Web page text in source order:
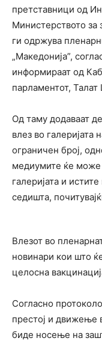
претставници од
Министерството за
ги одржува
„Македонија”,
информираат од
парламентот,
Од таму додаваат
влез во галеријата
ограничен број,
медиумите ќе може
галеријата и
седишта,
Влезот во
новинари кои што
целосна
Согласно
престој и движење
биде носење на